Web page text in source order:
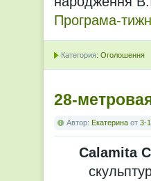
Програма-
Категория: Оголошення
28-
Автор: Екатерина от 3-
Calamita